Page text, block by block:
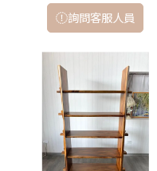
詢問客服人員